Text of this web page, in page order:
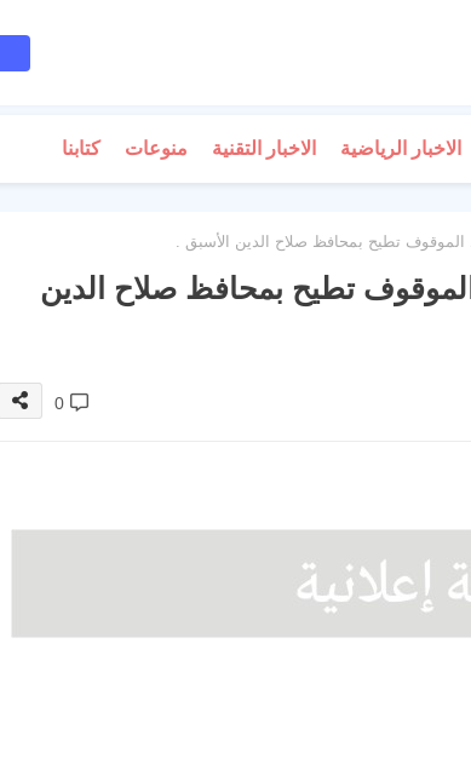
الاخبار الرياضية الاخبار التقنية منوعات كتابنا
الموقوف تطيح بمحافظ صلاح الدين الأسبق .
تطيح بمحافظ صلاح الدين
0